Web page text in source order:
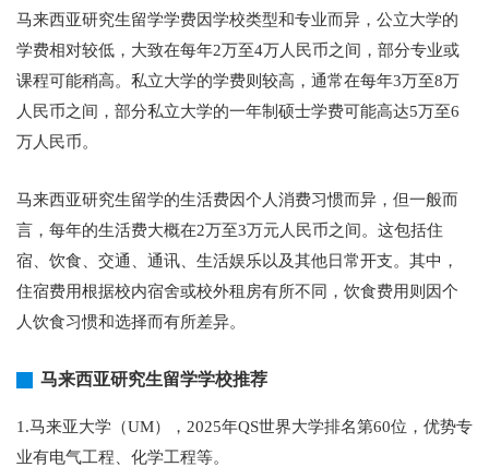
马来西亚研究生留学学费因学校类型和专业而异，公立大学的
学费相对较低，大致在每年2万至4万人民币之间，部分专业或
课程可能稍高。私立大学的学费则较高，通常在每年3万至8万
人民币之间，部分私立大学的一年制硕士学费可能高达5万至6
万人民币。
马来西亚研究生留学的生活费因个人消费习惯而异，但一般而
言，每年的生活费大概在2万至3万元人民币之间。这包括住
宿、饮食、交通、通讯、生活娱乐以及其他日常开支。其中，
住宿费用根据校内宿舍或校外租房有所不同，饮食费用则因个
人饮食习惯和选择而有所差异。
马来西亚研究生留学学校推荐
1.马来亚大学（UM），2025年QS世界大学排名第60位，优势专
业有电气工程、化学工程等。